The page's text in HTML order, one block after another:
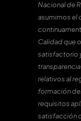
Nacional de
asumimos el
Calidad que
satisfactorio
relativos al
formación
requisitos
satisfacción